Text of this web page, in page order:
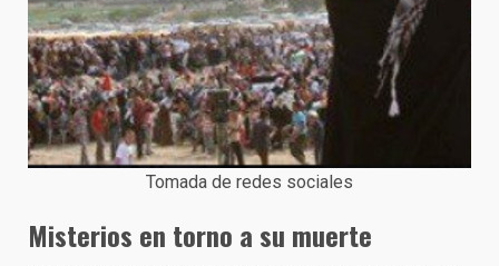
Tomada de redes sociales
Misterios en torno a su muerte